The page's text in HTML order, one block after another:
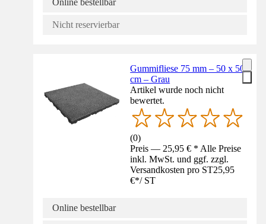
Online bestellbar
Nicht reservierbar
Gummifliese 75 mm – 50 x 50
cm – Grau
Artikel wurde noch nicht
bewertet.
(0)
Preis — 25,95 € * Alle Preise
inkl. MwSt. und ggf. zzgl.
Versandkosten pro ST25,95
€*/ ST
Online bestellbar